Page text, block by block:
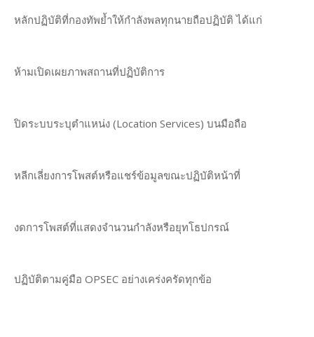
หลักปฏิบัติที่กองทัพย้ำให้กำลังพลทุกนายถือปฏิบัติ ได้แก่
ห้ามเปิดเผยภาพสถานที่ปฏิบัติการ
ปิดระบบระบุตำแหน่ง (Location Services) บนมือถือ
หลีกเลี่ยงการโพสต์หรือแชร์ข้อมูลขณะปฏิบัติหน้าที่
งดการโพสต์ที่แสดงจำนวนกำลังหรือยุทโธปกรณ์
ปฏิบัติตามคู่มือ OPSEC อย่างเคร่งครัดทุกข้อ